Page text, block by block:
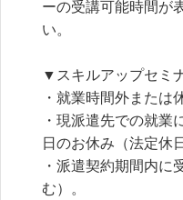
ーの受講可能時間が
い。
▼スキルアップセミ
・就業時間外または
・現派遣先での就業
日のお休み（法定休
・派遣契約期間内に
む）。